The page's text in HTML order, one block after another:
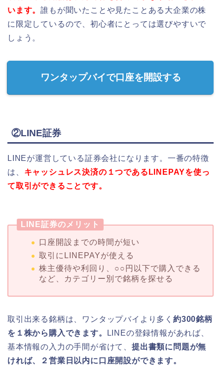
います。誰もが聞いたことや見たことある大企業の株
に限定しているので、初心者にとっては選びやすいで
しょう。
ワンタップバイで口座を開設する
②LINE証券
LINEが運営している証券会社になります。一番の特徴
は、 キャッシュレス決済の１つであるLINEPAYを使っ
て取引ができることです。
LINE証券のメリット
口座開設までの時間が短い
取引にLINEPAYが使える
株主優待や利回り、○○円以下で購入できる
など、カテゴリー別で銘柄を探せる
取引出来る銘柄は、ワンタップバイより多く 約300銘柄
を１株から購入できます。
LINEの登録情報があれば、
基本情報の入力の手間が省けて、 提出書類に問題が無
ければ、２営業日以内に口座開設ができます。